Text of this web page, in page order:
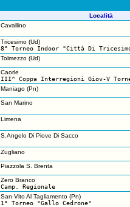
Località
Cavallino
Tricesimo (Ud)
8° Torneo Indoor "Città Di
Tolmezzo (Ud)
Caorle
III^ Coppa Interregioni Giov-V
Maniago (Pn)
San Marino
Limena
S.Angelo Di Piove Di Sacco
Zugliano
Piazzola S. Brenta
Zero Branco
Camp. Regionale
San Vito Al Tagliamento (Pn)
1° Torneo "Gallo Cedrone"